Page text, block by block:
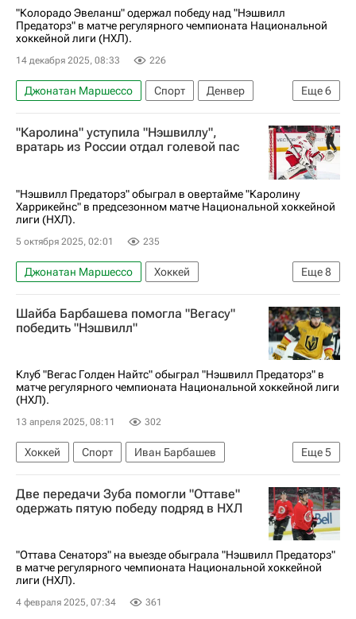
"Колорадо Эвеланш" одержал победу над "Нэшвилл
Предаторз" в матче регулярного чемпионата Национальной
хоккейной лиги (НХЛ).
14 декабря 2025, 08:33 226
Еще6
Джонатан Маршессо Спорт
Денвер
Федор Свечков
Валерий Ничушкин
Колорадо Эвеланш
Нэшвилл Предаторз
Виктор Олофссон
"Каролина" уступила "Нэшвиллу",
вратарь из России отдал голевой пас
"Нэшвилл Предаторз" обыграл в овертайме "Каролину
Харрикейнс" в предсезонном матче Национальной хоккейной
лиги (НХЛ).
5 октября 2025, 02:01 235
Еще8
Джонатан Маршессо
Хоккей
Петр Кочетков
Федор Свечков
Тайсон Джост
Джордан Мартинук
Национальная хоккейная лига (НХЛ)
Спорт
Шайба Барбашева помогла "Вегасу"
победить "Нэшвилл"
Клуб "Вегас Голден Найтс" обыграл "Нэшвилл Предаторз" в
матче регулярного чемпионата Национальной хоккейной лиги
(НХЛ).
13 апреля 2025, 08:11 302
Еще5
Хоккей Спорт
Иван Барбашев
Бретт Хауден
Ноа Ханифин
Вегас Голден Найтс
Нэшвилл Предаторз
Две передачи Зуба помогли "Оттаве"
одержать пятую победу подряд в НХЛ
"Оттава Сенаторз" на выезде обыграла "Нэшвилл Предаторз"
в матче регулярного чемпионата Национальной хоккейной
лиги (НХЛ).
4 февраля 2025, 07:34 361